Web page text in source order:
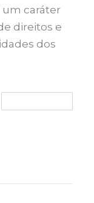
um caráter
direitos e
dos